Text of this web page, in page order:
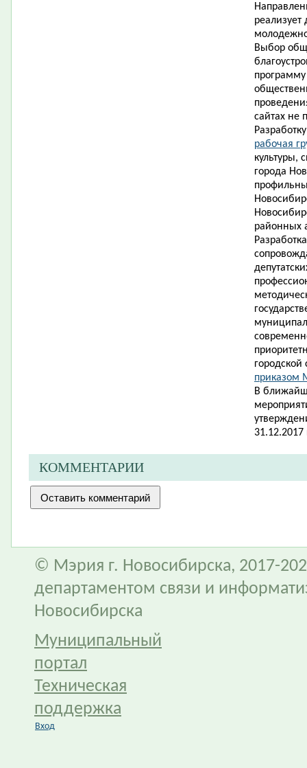
реализует
Выбор
программу
сайтах не
рабочая
культуры,
города
районных
приказом
В
31.12.2017
КОММЕНТАРИИ
© Мэрия г. Новосибирска, 2017-
департаментом связи и
Новосибирска
Муниципальный
портал
Техническая
поддержка
Вход